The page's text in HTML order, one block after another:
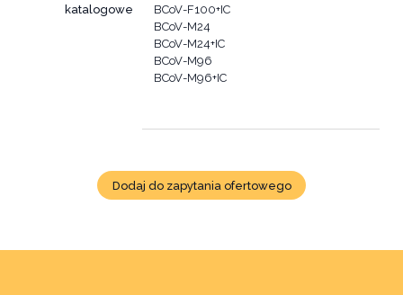
katalogowe
BCoV-F100+IC
BCoV-M24
BCoV-M24+IC
BCoV-M96
BCoV-M96+IC
Dodaj do zapytania ofertowego